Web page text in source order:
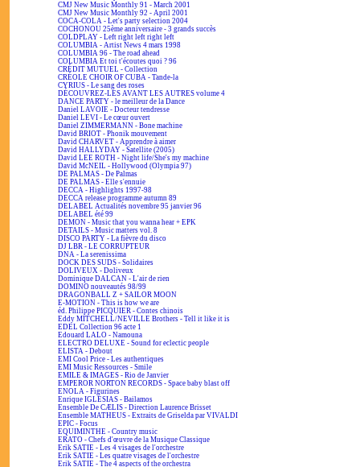
CMJ New Music Monthly 91 - March 2001
CMJ New Music Monthly 92 - April 2001
COCA-COLA - Let's party selection 2004
COCHONOU 25ème anniversaire - 3 grands succès
COLDPLAY - Left right left right left
COLUMBIA - Artist News 4 mars 1998
COLUMBIA 96 - The road ahead
COLUMBIA Et toi t'écoutes quoi ? 96
CRÉDIT MUTUEL - Collection
CRÉOLE CHOIR OF CUBA - Tande-la
CYRIUS - Le sang des roses
DÉCOUVREZ-LES AVANT LES AUTRES volume 4
DANCE PARTY - le meilleur de la Dance
Daniel LAVOIE - Docteur tendresse
Daniel LEVI - Le cœur ouvert
Daniel ZIMMERMANN - Bone machine
David BRIOT - Phonik mouvement
David CHARVET - Apprendre à aimer
David HALLYDAY - Satellite (2005)
David LEE ROTH - Night life/She's my machine
David McNEIL - Hollywood (Olympia 97)
DE PALMAS - De Palmas
DE PALMAS - Elle s'ennuie
DECCA - Highlights 1997-98
DECCA release programme autumn 89
DELABEL Actualités novembre 95 janvier 96
DELABEL été 99
DEMON - Music that you wanna hear + EPK
DETAILS - Music matters vol. 8
DISCO PARTY - La fièvre du disco
DJ LBR - LE CORRUPTEUR
DNA - La serenissima
DOCK DES SUDS - Solidaires
DOLIVEUX - Doliveux
Dominique DALCAN - L'air de rien
DOMINO nouveautés 98/99
DRAGONBALL Z + SAILOR MOON
E-MOTION - This is how we are
éd. Philippe PICQUIER - Contes chinois
Eddy MITCHELL/NEVILLE Brothers - Tell it like it is
EDEL Collection 96 acte 1
Edouard LALO - Namouna
ELECTRO DELUXE - Sound for eclectic people
ELISTA - Debout
EMI Cool Price - Les authentiques
EMI Music Ressources - Smile
EMILE & IMAGES - Rio de Janvier
EMPEROR NORTON RECORDS - Space baby blast off
ENOLA - Figurines
Enrique IGLESIAS - Bailamos
Ensemble De CÆLIS - Direction Laurence Brisset
Ensemble MATHEUS - Extraits de Griselda par VIVALDI
EPIC - Focus
EQUIMINTHE - Country music
ERATO - Chefs d'œuvre de la Musique Classique
Erik SATIE - Les 4 visages de l'orchestre
Erik SATIE - Les quatre visages de l'orchestre
Erik SATIE - The 4 aspects of the orchestra